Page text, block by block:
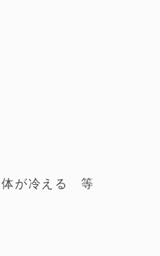
体が冷える 等